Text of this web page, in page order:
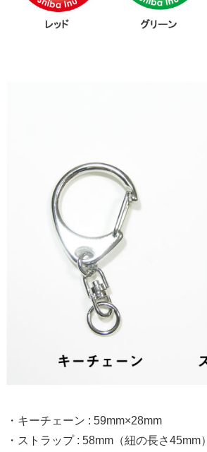
・キーチェーン : 59mm×28mm
・ストラップ : 58mm（紐の長さ45mm）